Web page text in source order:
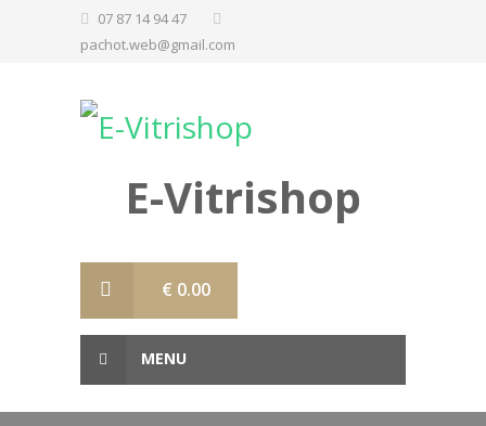
07 87 14 94 47
pachot.web@gmail.com
E-Vitrishop
€ 0.00
MENU